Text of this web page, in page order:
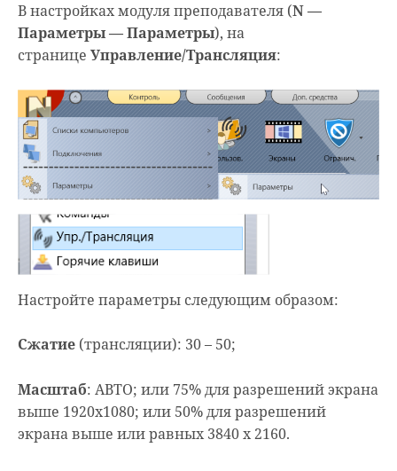
В настройках модуля преподавателя (N —
Параметры — Параметры), на
странице Управление/Трансляция:
Настройте параметры следующим образом:
Сжатие (трансляции): 30 – 50;
Масштаб: АВТО; или 75% для разрешений экрана
выше 1920х1080; или 50% для разрешений
экрана выше или равных 3840 x 2160.